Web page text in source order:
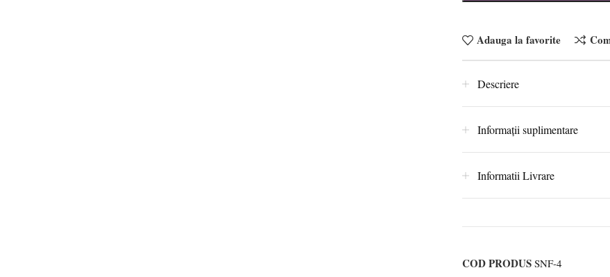
Adauga la favorite
Descriere
Informații suplimentare
Informatii Livrare
COD PRODUS SNF-4